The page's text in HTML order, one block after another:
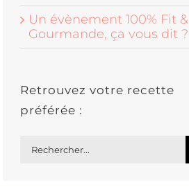
Un évènement 100% Fit &
Gourmande, ça vous dit ?
Retrouvez votre recette
préférée :